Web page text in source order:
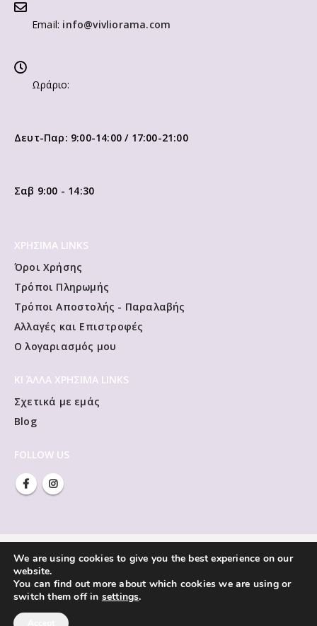
Email: info@vivliorama.com
Ωράριο:
Δευτ-Παρ: 9:00-14:00 / 17:00-21:00
Σαβ 9:00 - 14:30
ΧΡΗΣΙΜΑ LINKS
Όροι Χρήσης
Τρόποι Πληρωμής
Τρόποι Αποστολής - Παραλαβής
Αλλαγές και Επιστροφές
Ο λογαριασμός μου
ΚΙ ΆΛΛΑ ΧΡΗΣΙΜΑ LINKS
Σχετικά με εμάς
Blog
FOLLOW US
We are using cookies to give you the best experience on our
website.
You can find out more about which cookies we are using or
switch them off in settings.